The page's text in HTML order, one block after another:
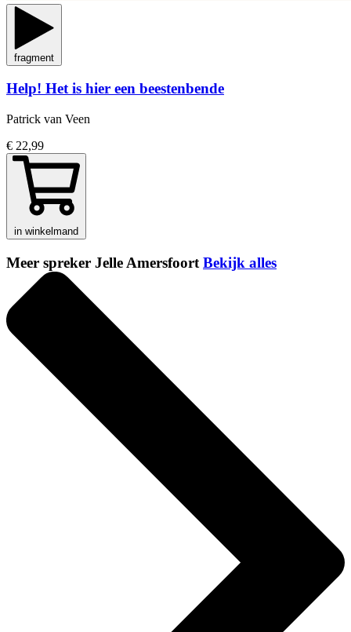
fragment
Help! Het is hier een beestenbende
Patrick van Veen
€ 22,99
in winkelmand
Meer spreker Jelle Amersfoort Bekijk alles